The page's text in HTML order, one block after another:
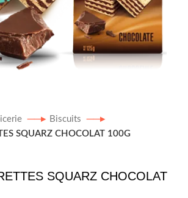
Biscuits
SQUARZ CHOCOLAT 100G
SQUARZ CHOCOLAT